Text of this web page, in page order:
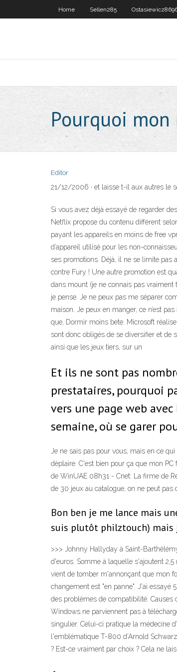
Home Sellen285
Pourquoi
Editor
21/12/2006 · et laisse t-il aux autres le
Si vous avez déjà essayé de regarder
Netflix propose du contenu différent
payant les appareils en moins de free
d’appareil utilisé pour les non-
ses promotions. Déjà, il ne se limite pas
contre Fury ! Une autre promotion est
dans mount (je ne connais pas vraiment
je pense. Je ne peux pas me séparer
maison. Je peux en manger, ce n’est
que, Dormir moins bete. Microsoft
sont donc obligés de se diversifier et de
ainsi que les jeux tiers, sur un
Et ils ne sont pas
prestataires, pourquoi
vers une page web
semaine, où se garer
Je ne sais pas pour vous, mais en ce
déplaire. C'est bien pour ça que mon
de WinUAE 08h31 - Cnet: La firme de
de 30 jeux au catalogue, on ne peut
Bon ben je me lance mais
suis plutôt philztouch) mais
>>> Johnny Hallyday à Saint-
d'euros. Somme à laquelle s'ajoutent
vient de tomber m'annonçant que mon
changement est "en panne". J'ai
des problèmes de compatibilité.
Windows ne parviennent pas à
singulier. Celui-ci pratique la médecine
l'emblématique T-800 d’Arnold
? Est-ce vraiment par choix ? Cela ne